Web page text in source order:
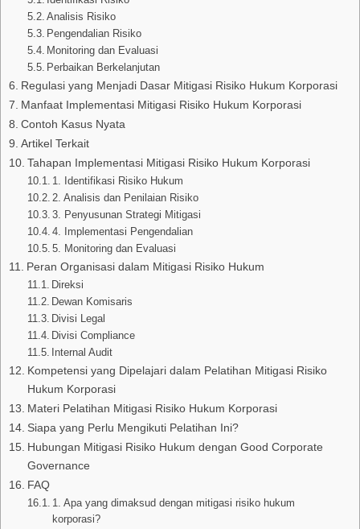
Analisis Risiko
Pengendalian Risiko
Monitoring dan Evaluasi
Perbaikan Berkelanjutan
Regulasi yang Menjadi Dasar Mitigasi Risiko Hukum Korporasi
Manfaat Implementasi Mitigasi Risiko Hukum Korporasi
Contoh Kasus Nyata
Artikel Terkait
Tahapan Implementasi Mitigasi Risiko Hukum Korporasi
1. Identifikasi Risiko Hukum
2. Analisis dan Penilaian Risiko
3. Penyusunan Strategi Mitigasi
4. Implementasi Pengendalian
5. Monitoring dan Evaluasi
Peran Organisasi dalam Mitigasi Risiko Hukum
Direksi
Dewan Komisaris
Divisi Legal
Divisi Compliance
Internal Audit
Kompetensi yang Dipelajari dalam Pelatihan Mitigasi Risiko
Hukum Korporasi
Materi Pelatihan Mitigasi Risiko Hukum Korporasi
Siapa yang Perlu Mengikuti Pelatihan Ini?
Hubungan Mitigasi Risiko Hukum dengan Good Corporate
Governance
FAQ
1. Apa yang dimaksud dengan mitigasi risiko hukum
korporasi?